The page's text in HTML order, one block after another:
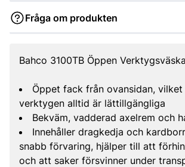
Fråga om produkten
Bahco 3100TB Öppen
Öppet fack från ovansidan,
verktygen alltid är lättillgängliga
Bekväm, vadderad axelrem och
Innehåller dragkedja och
snabb förvaring, hjälper till att
och att saker försvinner under